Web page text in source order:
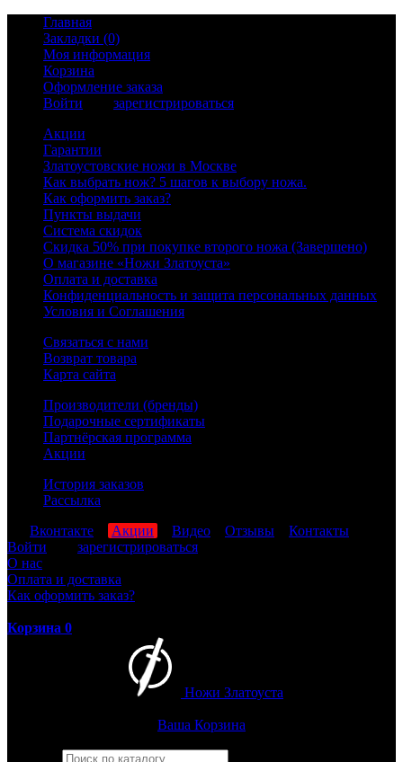
Главная
Закладки (0)
Моя информация
Корзина
Оформление заказа
Войти
зарегистрироваться
Акции
Гарантии
Златоустовские ножи в Москве
Как выбрать нож? 5 шагов к выбору ножа.
Как оформить заказ?
Пункты выдачи
Система скидок
Скидка 50% при покупке второго ножа (Завершено)
О магазине «Ножи Златоуста»
Оплата и доставка
Конфиденциальность и защита персональных данных
Условия и Соглашения
Связаться с нами
Возврат товара
Карта сайта
Производители (бренды)
Подарочные сертификаты
Партнёрская программа
Акции
История заказов
Рассылка
Вконтакте Акции Видео Отзывы
Контакты
Войти
зарегистрироваться
О нас
Оплата и доставка
Как оформить заказ?
Корзина 0
Ножи Златоуста
Ваша Корзина